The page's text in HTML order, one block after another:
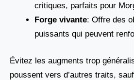
critiques, parfaits pour
Forge vivante: Offre des
puissants qui peuvent
Évitez les augments trop
poussent vers d’autres traits,